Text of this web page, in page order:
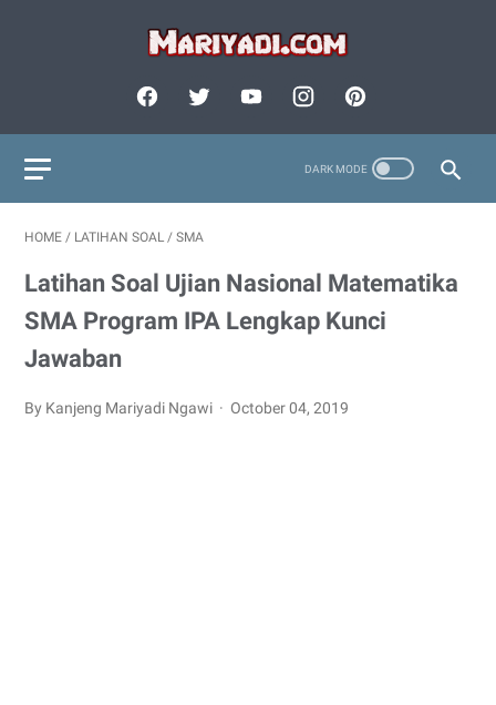
HOME / LATIHAN SOAL / SMA
Latihan Soal Ujian Nasional Matematika
SMA Program IPA Lengkap Kunci
Jawaban
By Kanjeng Mariyadi Ngawi October 04, 2019